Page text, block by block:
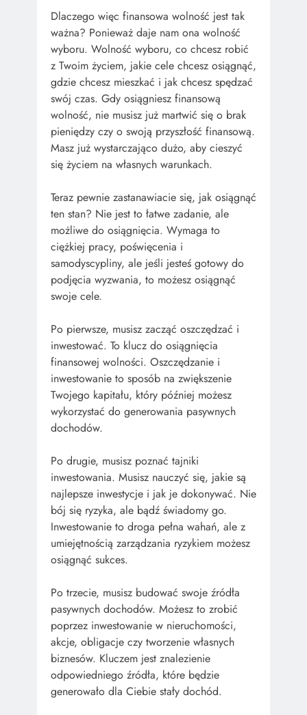
Dlaczego więc finansowa wolność jest tak
ważna? Ponieważ daje nam ona wolność
wyboru. Wolność wyboru, co chcesz robić
z Twoim życiem, jakie cele chcesz osiągnąć,
gdzie chcesz mieszkać i jak chcesz spędzać
swój czas. Gdy osiągniesz finansową
wolność, nie musisz już martwić się o brak
pieniędzy czy o swoją przyszłość finansową.
Masz już wystarczająco dużo, aby cieszyć
się życiem na własnych warunkach.
Teraz pewnie zastanawiacie się, jak osiągnąć
ten stan? Nie jest to łatwe zadanie, ale
możliwe do osiągnięcia. Wymaga to
ciężkiej pracy, poświęcenia i
samodyscypliny, ale jeśli jesteś gotowy do
podjęcia wyzwania, to możesz osiągnąć
swoje cele.
Po pierwsze, musisz zacząć oszczędzać i
inwestować. To klucz do osiągnięcia
finansowej wolności. Oszczędzanie i
inwestowanie to sposób na zwiększenie
Twojego kapitału, który później możesz
wykorzystać do generowania pasywnych
dochodów.
Po drugie, musisz poznać tajniki
inwestowania. Musisz nauczyć się, jakie są
najlepsze inwestycje i jak je dokonywać. Nie
bój się ryzyka, ale bądź świadomy go.
Inwestowanie to droga pełna wahań, ale z
umiejętnością zarządzania ryzykiem możesz
osiągnąć sukces.
Po trzecie, musisz budować swoje źródła
pasywnych dochodów. Możesz to zrobić
poprzez inwestowanie w nieruchomości,
akcje, obligacje czy tworzenie własnych
biznesów. Kluczem jest znalezienie
odpowiedniego źródła, które będzie
generowało dla Ciebie stały dochód.